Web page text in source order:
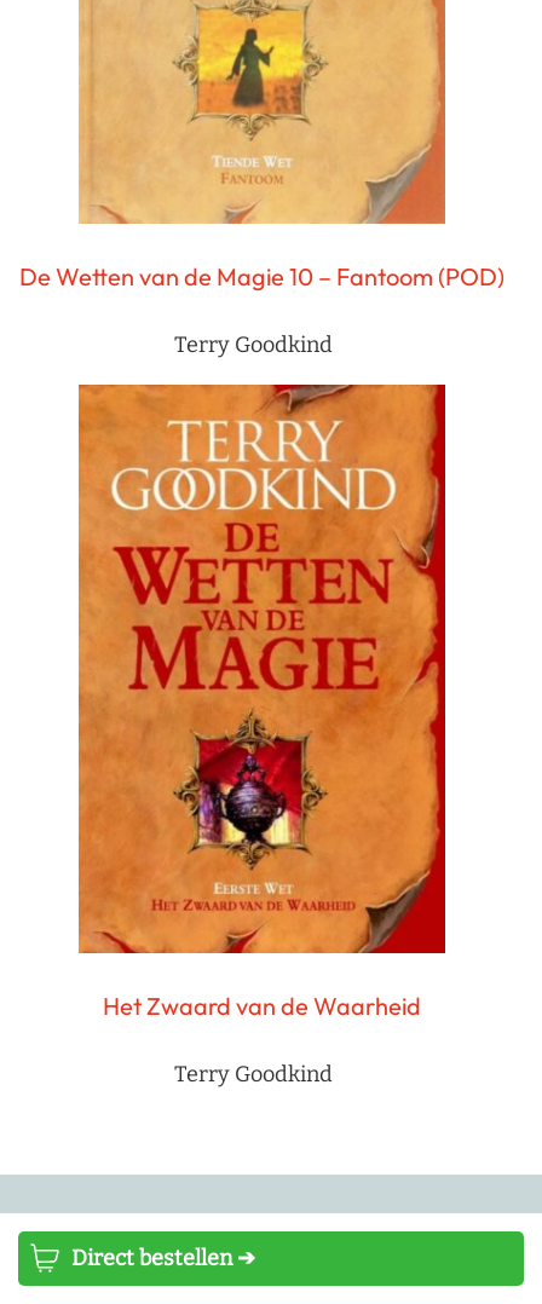
Direct bestellen ➔
De Wetten van de Magie 10 – Fantoom (POD)
Terry Goodkind
Het Zwaard van de Waarheid
Terry Goodkind
Schrijf je in voor de nieuwsbrief